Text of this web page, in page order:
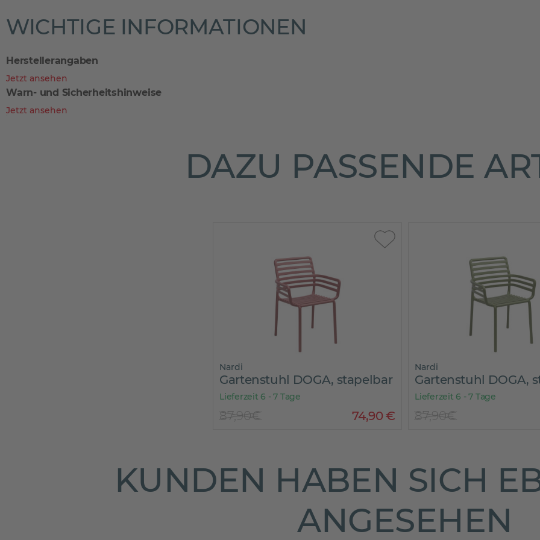
WICHTIGE INFORMATIONEN
Herstellerangaben
Jetzt ansehen
Warn- und Sicherheitshinweise
Jetzt ansehen
DAZU PASSENDE
Nardi
Gartenstuhl DOGA, stapelbar
Lieferzeit 6 - 7 Tage
74,90€
87,90€
Nardi
Gartenstuhl DOGA,
Lieferzeit 6 - 7 Tage
87,90€
KUNDEN HABEN SICH
ANGESEHEN